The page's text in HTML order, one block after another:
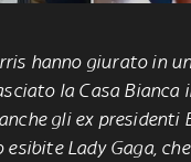
hanno giurato in
la Casa
gli ex presidenti
Lady Gaga,